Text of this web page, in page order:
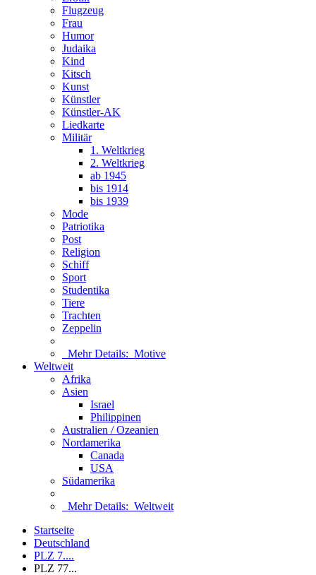
Flugzeug
Frau
Humor
Judaika
Kind
Kitsch
Kunst
Künstler
Künstler-AK
Liedkarte
Militär
1. Weltkrieg
2. Weltkrieg
ab 1945
bis 1914
bis 1939
Mode
Patriotika
Post
Religion
Schiff
Sport
Studentika
Tiere
Trachten
Zeppelin
Mehr Details: Motive
Weltweit
Afrika
Asien
Israel
Philippinen
Australien / Ozeanien
Nordamerika
Canada
USA
Südamerika
Mehr Details: Weltweit
Startseite
Deutschland
PLZ 7....
PLZ 77...